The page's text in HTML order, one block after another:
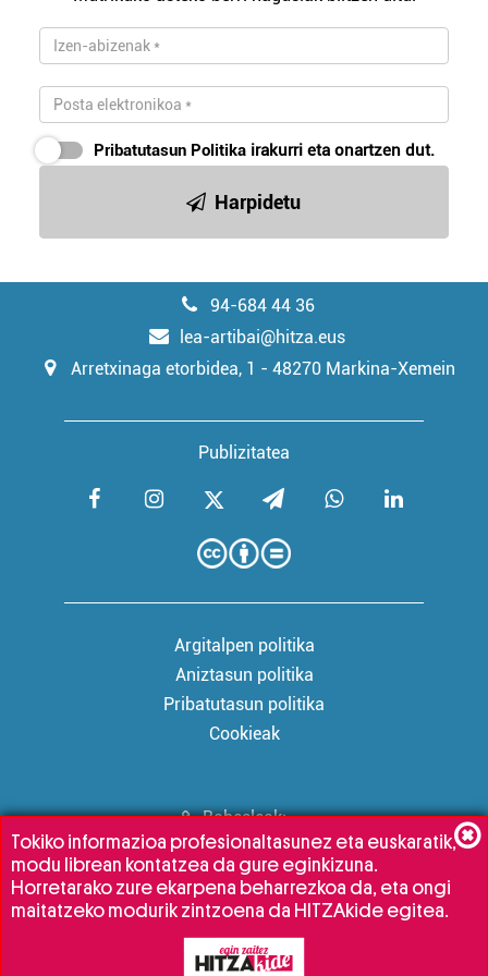
Pribatutasun Politika irakurri eta onartzen dut.
Harpidetu
94-684 44 36
lea-artibai@hitza.eus
Arretxinaga etorbidea, 1 - 48270 Markina-Xemein
Publizitatea
Argitalpen politika
Aniztasun politika
Pribatutasun politika
Cookieak
Babesleak:
Tokiko informazioa profesionaltasunez eta euskaratik,
modu librean kontatzea da gure eginkizuna.
Horretarako zure ekarpena beharrezkoa da, eta ongi
maitatzeko modurik zintzoena da HITZAkide egitea.